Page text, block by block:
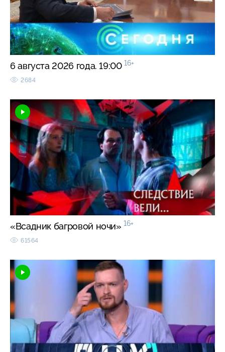
6 августа 2026 года. 19:00 16+
2684
«Всадник багровой ночи» 16+
61564